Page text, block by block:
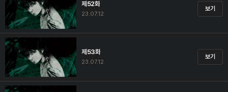
제52화
23.07.12
보기
제53화
23.07.12
보기